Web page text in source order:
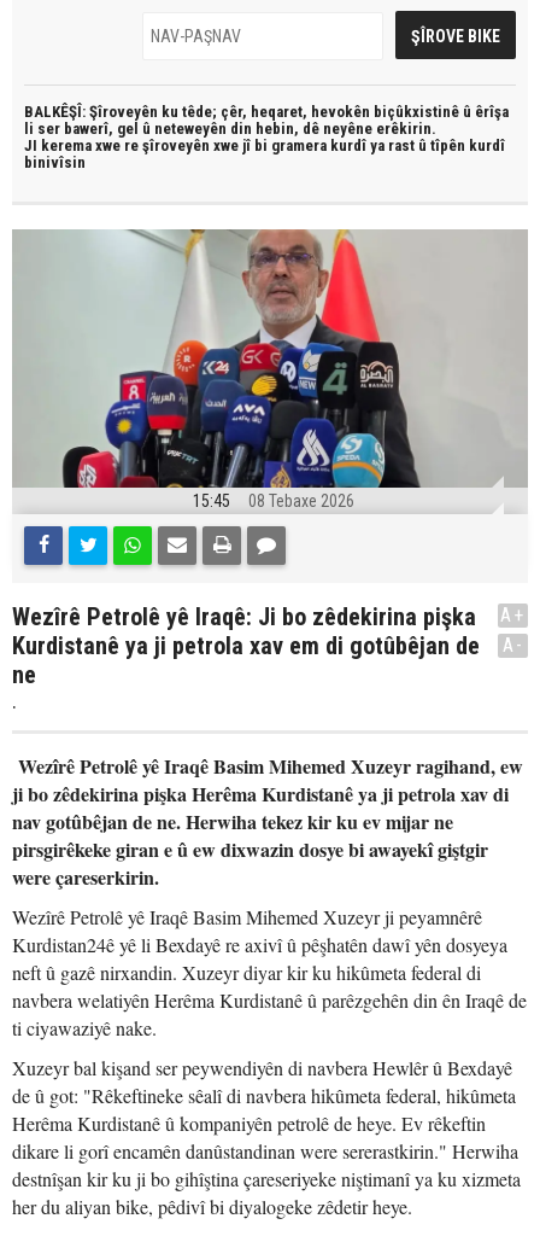
BALKÊŞÎ: Şîroveyên ku têde; çêr, heqaret, hevokên biçûkxistinê û êrîşa
li ser bawerî, gel û neteweyên din hebin, dê neyêne erêkirin.
JI kerema xwe re şîroveyên xwe jî bi gramera kurdî ya rast û tîpên kurdî
binivîsin
15:45 08 Tebaxe 2026
Wezîrê Petrolê yê Iraqê: Ji bo zêdekirina pişka
Kurdistanê ya ji petrola xav em di gotûbêjan de
ne
.
A+
A-
Wezîrê Petrolê yê Iraqê Basim Mihemed Xuzeyr ragihand, ew
ji bo zêdekirina pişka Herêma Kurdistanê ya ji petrola xav di
nav gotûbêjan de ne. Herwiha tekez kir ku ev mijar ne
pirsgirêkeke giran e û ew dixwazin dosye bi awayekî giştgir
were çareserkirin.
Wezîrê Petrolê yê Iraqê Basim Mihemed Xuzeyr ji peyamnêrê
Kurdistan24ê yê li Bexdayê re axivî û pêşhatên dawî yên dosyeya
neft û gazê nirxandin. Xuzeyr diyar kir ku hikûmeta federal di
navbera welatiyên Herêma Kurdistanê û parêzgehên din ên Iraqê de
ti ciyawaziyê nake.
Xuzeyr bal kişand ser peywendiyên di navbera Hewlêr û Bexdayê
de û got: "Rêkeftineke sêalî di navbera hikûmeta federal, hikûmeta
Herêma Kurdistanê û kompaniyên petrolê de heye. Ev rêkeftin
dikare li gorî encamên danûstandinan were sererastkirin." Herwiha
destnîşan kir ku ji bo gihîştina çareseriyeke niştimanî ya ku xizmeta
her du aliyan bike, pêdivî bi diyalogeke zêdetir heye.